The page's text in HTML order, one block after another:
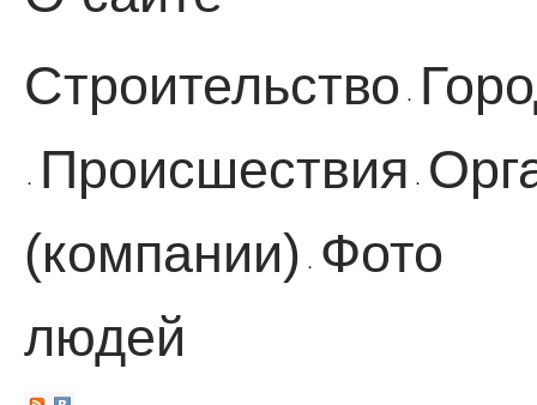
Строительство ·
· Происшествия ·
(компании)
·
Фото
людей